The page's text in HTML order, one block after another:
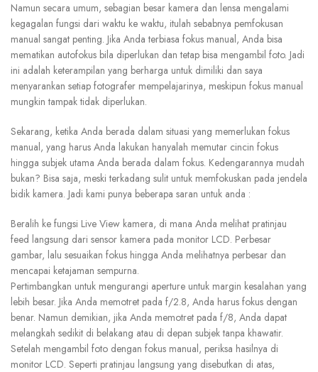
Namun secara umum, sebagian besar kamera dan lensa mengalami
kegagalan fungsi dari waktu ke waktu, itulah sebabnya pemfokusan
manual sangat penting. Jika Anda terbiasa fokus manual, Anda bisa
mematikan autofokus bila diperlukan dan tetap bisa mengambil foto. Jadi
ini adalah keterampilan yang berharga untuk dimiliki dan saya
menyarankan setiap fotografer mempelajarinya, meskipun fokus manual
mungkin tampak tidak diperlukan.
Sekarang, ketika Anda berada dalam situasi yang memerlukan fokus
manual, yang harus Anda lakukan hanyalah memutar cincin fokus
hingga subjek utama Anda berada dalam fokus. Kedengarannya mudah
bukan? Bisa saja, meski terkadang sulit untuk memfokuskan pada jendela
bidik kamera. Jadi kami punya beberapa saran untuk anda :
Beralih ke fungsi Live View kamera, di mana Anda melihat pratinjau
feed langsung dari sensor kamera pada monitor LCD. Perbesar
gambar, lalu sesuaikan fokus hingga Anda melihatnya perbesar dan
mencapai ketajaman sempurna.
Pertimbangkan untuk mengurangi aperture untuk margin kesalahan yang
lebih besar. Jika Anda memotret pada f/2.8, Anda harus fokus dengan
benar. Namun demikian, jika Anda memotret pada f/8, Anda dapat
melangkah sedikit di belakang atau di depan subjek tanpa khawatir.
Setelah mengambil foto dengan fokus manual, periksa hasilnya di
monitor LCD. Seperti pratinjau langsung yang disebutkan di atas,